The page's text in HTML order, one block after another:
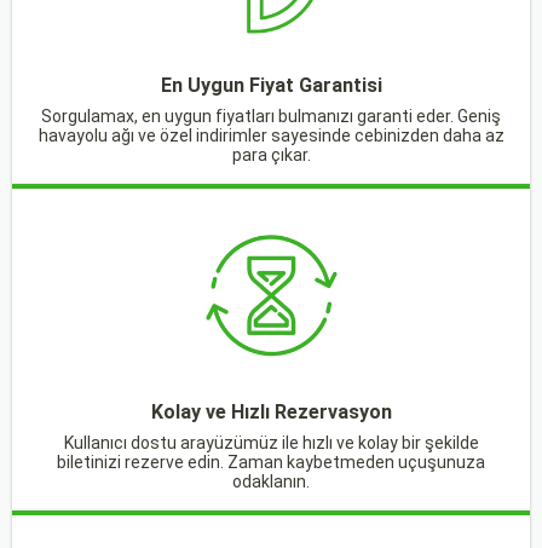
En Uygun Fiyat Garantisi
Sorgulamax, en uygun fiyatları bulmanızı garanti eder. Geniş
havayolu ağı ve özel indirimler sayesinde cebinizden daha az
para çıkar.
Kolay ve Hızlı Rezervasyon
Kullanıcı dostu arayüzümüz ile hızlı ve kolay bir şekilde
biletinizi rezerve edin. Zaman kaybetmeden uçuşunuza
odaklanın.